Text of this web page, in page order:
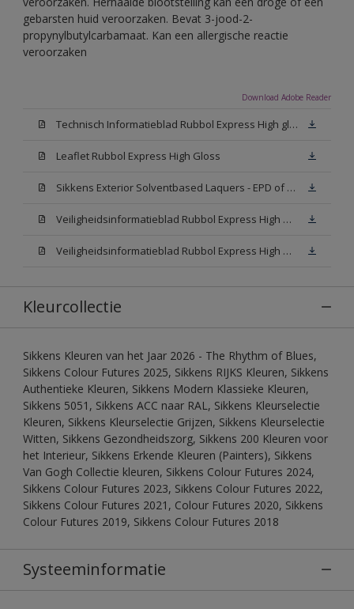
gebarsten huid veroorzaken. Bevat 3-jood-2-
propynylbutylcarbamaat. Kan een allergische reactie
veroorzaken
Download Adobe Reader
Technisch Informatieblad Rubbol Express High gloss (New Livery) (PDF)
Leaflet Rubbol Express High Gloss
Sikkens Exterior Solventbased Laquers - EPD of Milieuproductverklaring
Veiligheidsinformatieblad Rubbol Express High Gloss W05 (MSDS)
Veiligheidsinformatieblad Rubbol Express High Gloss N00 (MSDS)
Kleurcollectie
Sikkens Kleuren van het Jaar 2026 - The Rhythm of Blues,
Sikkens Colour Futures 2025, Sikkens RIJKS Kleuren, Sikkens
Authentieke Kleuren, Sikkens Modern Klassieke Kleuren,
Sikkens 5051, Sikkens ACC naar RAL, Sikkens Kleurselectie
Kleuren, Sikkens Kleurselectie Grijzen, Sikkens Kleurselectie
Witten, Sikkens Gezondheidszorg, Sikkens 200 Kleuren voor
het Interieur, Sikkens Erkende Kleuren (Painters), Sikkens
Van Gogh Collectie kleuren, Sikkens Colour Futures 2024,
Sikkens Colour Futures 2023, Sikkens Colour Futures 2022,
Sikkens Colour Futures 2021, Colour Futures 2020, Sikkens
Colour Futures 2019, Sikkens Colour Futures 2018
Systeeminformatie